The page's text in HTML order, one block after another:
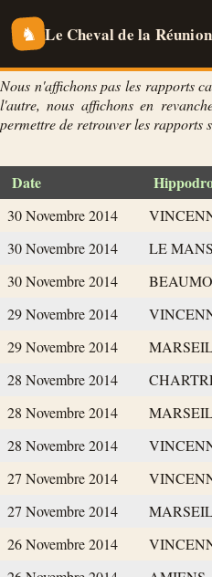
♞ Le Cheval de la Réunion
Nous n'affichons pas les rapports
l'autre, nous affichons en
permettre de retrouver les rapports
Date
30 Novembre 2014
30 Novembre 2014
LE MANS
30 Novembre 2014
29 Novembre 2014
29 Novembre 2014
28 Novembre 2014
28 Novembre 2014
28 Novembre 2014
27 Novembre 2014
27 Novembre 2014
26 Novembre 2014